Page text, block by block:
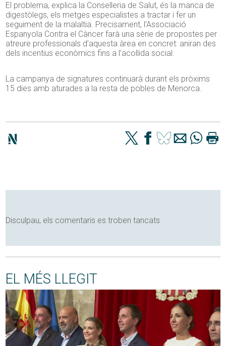
El problema, explica la Conselleria de Salut, és la manca de
digestòlegs, els metges especialistes a tractar i fer un
seguiment de la malaltia. Precisament, l’Associació
Espanyola Contra el Càncer farà una sèrie de propostes per
atreure professionals d’aquesta àrea en concret: aniran des
dels incentius econòmics fins a l’acollida social.
La campanya de signatures continuarà durant els pròxims
15 dies amb aturades a la resta de pobles de Menorca.
Disculpau, els comentaris es troben tancats
EL MÉS LLEGIT